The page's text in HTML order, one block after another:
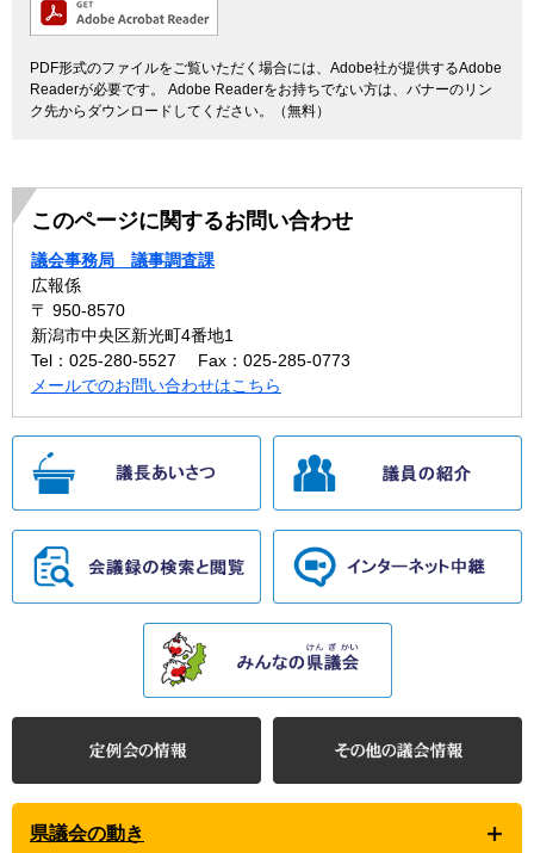
PDF形式のファイルをご覧いただく場合には、Adobe社が提供するAdobe
Readerが必要です。
Adobe Readerをお持ちでない方は、バナーのリン
ク先からダウンロードしてください。（無料）
このページに関するお問い合わせ
議会事務局 議事調査課
広報係
〒 950-8570
新潟市中央区新光町4番地1
Tel：025-280-5527
Fax：025-285-0773
メールでのお問い合わせはこちら
県議会の動き